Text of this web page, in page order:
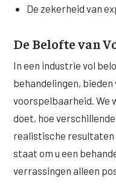
De zekerheid van
De Belofte van
In een industrie vol
behandelingen,
voorspelbaarheid. We
doet, hoe
realistische resultaten
staat om u een
verrassingen alleen